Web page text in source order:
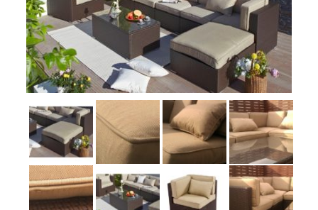
Tumbonas
Fundas muebles Jardín
Contacto
Madrid
Barcelona